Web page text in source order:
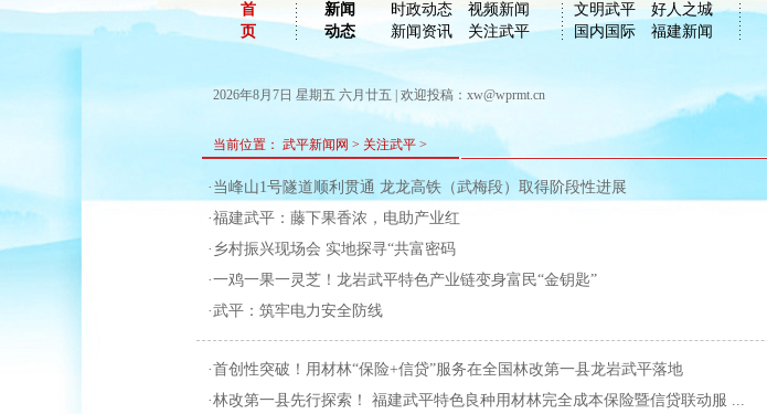
首
页
新闻 时政动态
视频新闻
动态
新闻资讯 关注武平
文明武平
好人之城
国内国际
福建新闻
2026年8月7日 星期五 六月廿五 | 欢迎投稿：xw@wprmt.cn
当前位置： 武平新闻网 > 关注武平 >
·当峰山1号隧道顺利贯通 龙龙高铁（武梅段）取得阶段性进展
·福建武平：藤下果香浓，电助产业红
·乡村振兴现场会 实地探寻“共富密码
·一鸡一果一灵芝！龙岩武平特色产业链变身富民“金钥匙”
·武平：筑牢电力安全防线
·首创性突破！用材林“保险+信贷”服务在全国林改第一县龙岩武平落地
·林改第一县先行探索！ 福建武平特色良种用材林完全成本保险暨信贷联动服 ...